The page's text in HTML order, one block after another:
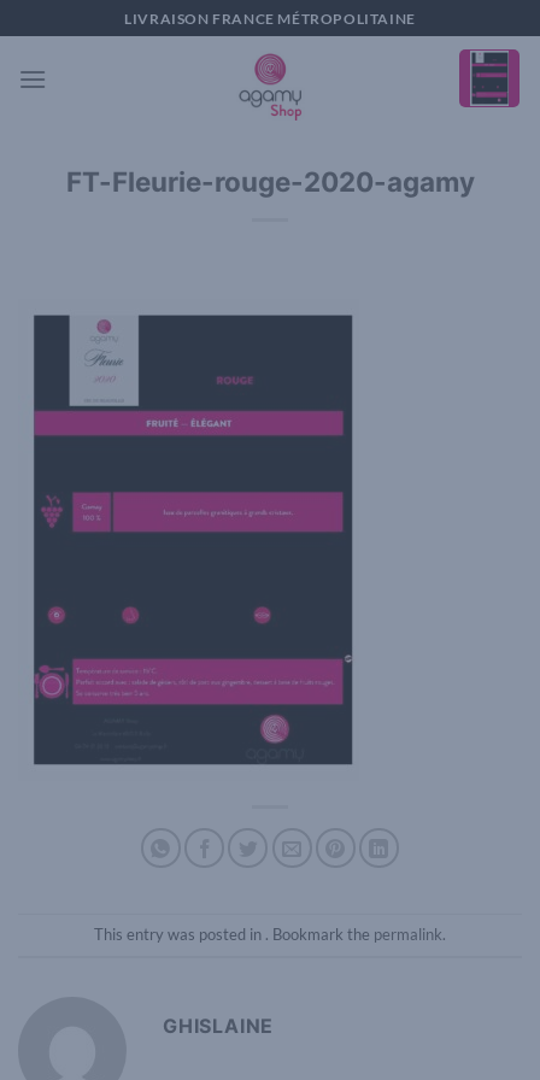
au
contenu
LIVRAISON FRANCE MÉTROPOLITAINE
FT-Fleurie-rouge-2020-agamy
This entry was posted in . Bookmark the permalink.
GHISLAINE